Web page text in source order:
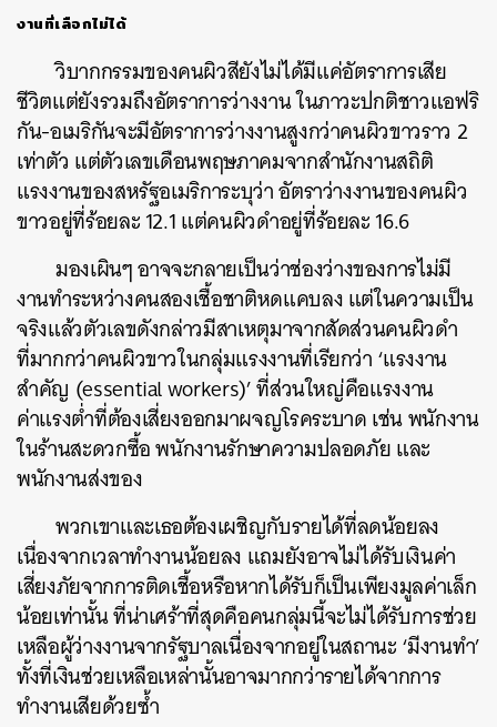
งานที่เลือกไม่ได้
วิบากกรรมของคนผิวสียังไม่ได้มีแค่อัตราการเสีย
ชีวิตแต่ยังรวมถึงอัตราการว่างงาน ในภาวะปกติชาวแอฟริ
กัน-อเมริกันจะมีอัตราการว่างงานสูงกว่าคนผิวขาวราว 2
เท่าตัว แต่ตัวเลขเดือนพฤษภาคมจากสำนักงานสถิติ
แรงงานของสหรัฐอเมริการะบุว่า อัตราว่างงานของคนผิว
ขาวอยู่ที่ร้อยละ 12.1 แต่คนผิวดำอยู่ที่ร้อยละ 16.6
มองเผินๆ อาจจะกลายเป็นว่าช่องว่างของการไม่มี
งานทำระหว่างคนสองเชื้อชาติหดแคบลง แต่ในความเป็น
จริงแล้วตัวเลขดังกล่าวมีสาเหตุมาจากสัดส่วนคนผิวดำ
ที่มากกว่าคนผิวขาวในกลุ่มแรงงานที่เรียกว่า ‘แรงงาน
สำคัญ (essential workers)’ ที่ส่วนใหญ่คือแรงงาน
ค่าแรงต่ำที่ต้องเสี่ยงออกมาผจญโรคระบาด เช่น พนักงาน
ในร้านสะดวกซื้อ พนักงานรักษาความปลอดภัย และ
พนักงานส่งของ
พวกเขาและเธอต้องเผชิญกับรายได้ที่ลดน้อยลง
เนื่องจากเวลาทำงานน้อยลง แถมยังอาจไม่ได้รับเงินค่า
เสี่ยงภัยจากการติดเชื้อหรือหากได้รับก็เป็นเพียงมูลค่าเล็ก
น้อยเท่านั้น ที่น่าเศร้าที่สุดคือคนกลุ่มนี้จะไม่ได้รับการช่วย
เหลือผู้ว่างงานจากรัฐบาลเนื่องจากอยู่ในสถานะ ‘มีงานทำ’
ทั้งที่เงินช่วยเหลือเหล่านั้นอาจมากกว่ารายได้จากการ
ทำงานเสียด้วยซ้ำ